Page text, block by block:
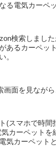
る電気カーペ
検索しまし
あるカーペッ
。
画面を見ながら
(スマホで時間
カーペットを
気カーペット